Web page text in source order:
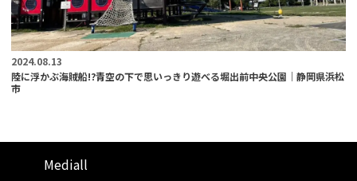
2024.08.13
陸に浮かぶ海賊船!?青空の下で思いっきり遊べる堀出前中央公園｜静岡県浜松
市
Mediall